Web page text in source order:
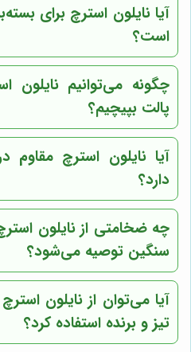
آیا نایلون استرچ برای
است؟
چگونه می‌توانیم نایلون
پالت بپیچیم؟
دارد؟
چه ضخامتی از نایلون
سنگین توصیه می‌شود؟
آیا می‌توان از نایلون
تیز و برنده استفاده کرد؟